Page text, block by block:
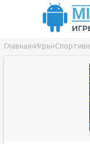
Главная›Игры›